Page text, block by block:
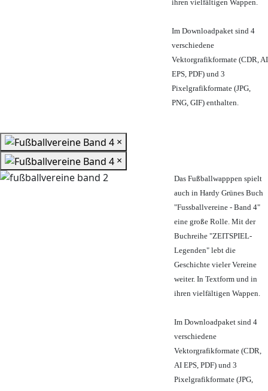
ihren vielfältigen Wappen.
Im Downloadpaket sind 4
verschiedene
Vektorgrafikformate (CDR, AI
EPS, PDF) und 3
Pixelgrafikformate (JPG,
PNG, GIF) enthalten.
×
×
Das Fußballwapppen spielt
auch in Hardy Grünes Buch
"Fussballvereine - Band 4"
eine große Rolle. Mit der
Buchreihe "ZEITSPIEL-
Legenden" lebt die
Geschichte vieler Vereine
weiter. In Textform und in
ihren vielfältigen Wappen.
Im Downloadpaket sind 4
verschiedene
Vektorgrafikformate (CDR,
AI EPS, PDF) und 3
Pixelgrafikformate (JPG,